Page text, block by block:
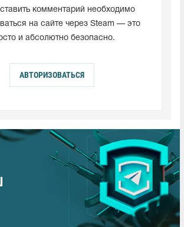
комментарий необходимо
на сайте через Steam — это
и абсолютно безопасно.
АВТОРИЗОВАТЬСЯ